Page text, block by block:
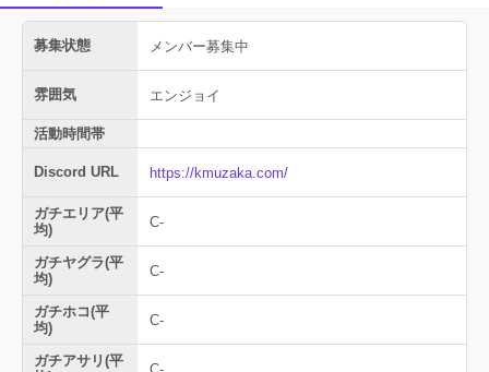
募集状態 メンバー募集中
雰囲気 エンジョイ
活動時間帯
Discord URL https://kmuzaka.com/
ガチエリア(平
均)
C-
ガチヤグラ(平
均)
C-
ガチホコ(平
均)
C-
ガチアサリ(平
C-